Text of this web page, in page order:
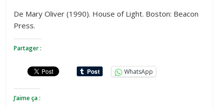
De Mary Oliver (1990). House of Light. Boston: Beacon
Press.
Partager :
WhatsApp
J’aime ça :